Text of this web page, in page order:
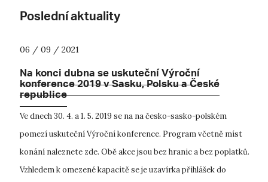
Poslední aktuality
06 / 09 / 2021
Na konci dubna se uskuteční Výroční
konference 2019 v Sasku, Polsku a České
republice
Ve dnech 30. 4. a 1. 5. 2019 se na na česko-sasko-polském
pomezí uskuteční Výroční konference. Program včetně míst
konání naleznete zde. Obě akce jsou bez hranic a bez poplatků.
Vzhledem k omezené kapacitě se je uzavírka přihlášek do